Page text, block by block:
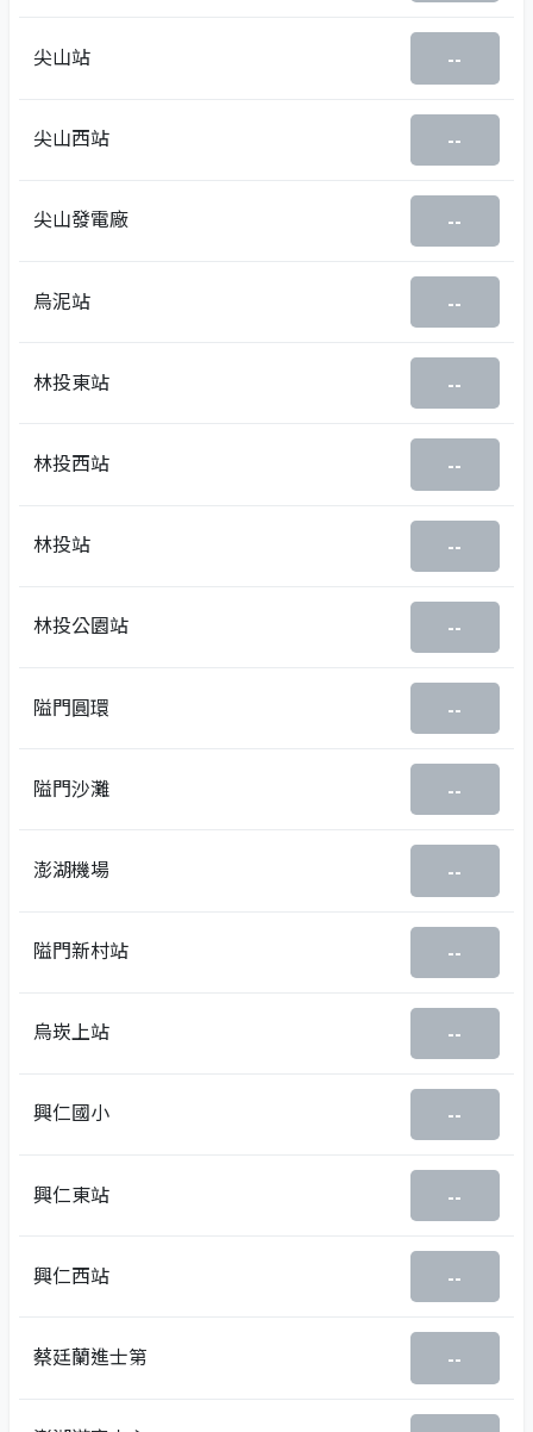
尖山站 --
尖山西站 --
尖山發電廠 --
烏泥站 --
林投東站 --
林投西站 --
林投站 --
林投公園站 --
隘門圓環 --
隘門沙灘 --
澎湖機場 --
隘門新村站 --
烏崁上站 --
興仁國小 --
興仁東站 --
興仁西站 --
蔡廷蘭進士第 --